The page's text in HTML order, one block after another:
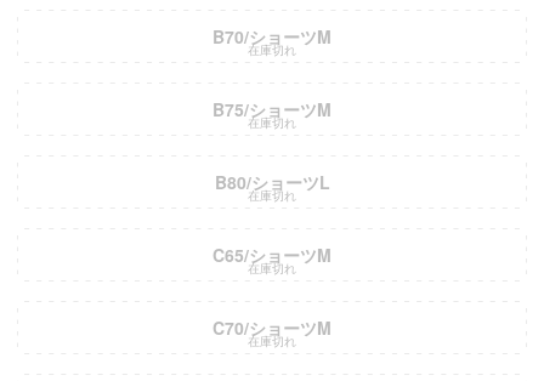
B70/ショーツM
在庫切れ
B75/ショーツM
在庫切れ
B80/ショーツL
在庫切れ
C65/ショーツM
在庫切れ
C70/ショーツM
在庫切れ